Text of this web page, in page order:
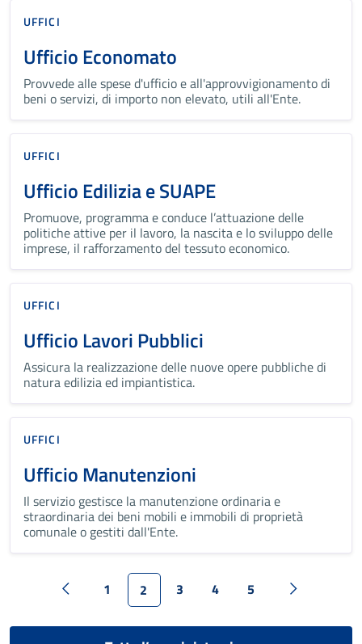
UFFICI
Ufficio Economato
Provvede alle spese d'ufficio e all'approvvigionamento di
beni o servizi, di importo non elevato, utili all'Ente.
UFFICI
Ufficio Edilizia e SUAPE
Promuove, programma e conduce l’attuazione delle
politiche attive per il lavoro, la nascita e lo sviluppo delle
imprese, il rafforzamento del tessuto economico.
UFFICI
Ufficio Lavori Pubblici
Assicura la realizzazione delle nuove opere pubbliche di
natura edilizia ed impiantistica.
UFFICI
Ufficio Manutenzioni
Il servizio gestisce la manutenzione ordinaria e
straordinaria dei beni mobili e immobili di proprietà
comunale o gestiti dall'Ente.
1 2 3 4 5